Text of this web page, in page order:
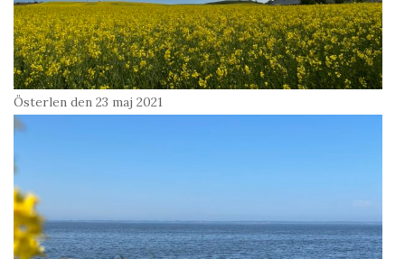
Österlen den 23 maj 2021